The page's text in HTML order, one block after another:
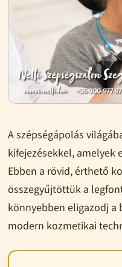
A szépségápolás
kifejezésekkel,
Ebben a rövid, érthető
összegyűjtöttük a
könnyebben eligazodj a
modern kozmetikai